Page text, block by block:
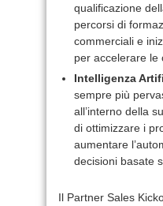
qualificazione
percorsi di
commerciali e
per accelerare le
Intelligenza
sempre più
all’interno della
di ottimizzare i
aumentare
decisioni basate
Il Partner Sales